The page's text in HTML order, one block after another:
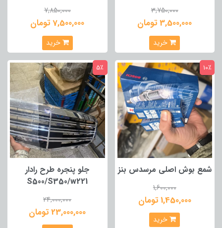
3,750,000
3,500,000 تومان
خرید
7,850,000
7,500,000 تومان
خرید
شمع بوش اصلی مرسدس بنز
1,600,000
1,450,000 تومان
10٪
خرید
جلو پنجره طرح رادار
S500/S350/w221
24,000,000
23,000,000 تومان
5٪